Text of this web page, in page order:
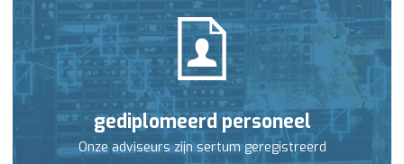
gediplomeerd personeel
Onze adviseurs zijn sertum geregistreerd